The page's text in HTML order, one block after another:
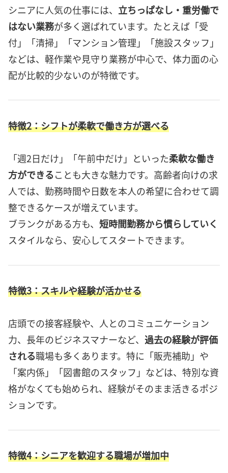
シニアに人気の仕事には、 立ちっぱなし・重労働で
はない業務が多く選ばれています。たとえば「受
付」「清掃」「マンション管理」「施設スタッフ」
などは、軽作業や見守り業務が中心で、体力面の心
配が比較的少ないのが特徴です。
特徴2：シフトが柔軟で働き方が選べる
「週2日だけ」「午前中だけ」といった柔軟な働き
方ができることも大きな魅力です。高齢者向けの求
人では、勤務時間や日数を本人の希望に合わせて調
整できるケースが増えています。
ブランクがある方も、 短時間勤務から慣らしていく
スタイルなら、安心してスタートできます。
特徴3：スキルや経験が活かせる
店頭での接客経験や、人とのコミュニケーション
力、長年のビジネスマナーなど、 過去の経験が評価
される職場も多くあります。特に「販売補助」や
「案内係」「図書館のスタッフ」などは、特別な資
格がなくても始められ、経験がそのまま活きるポジ
ションです。
特徴4：シニアを歓迎する職場が増加中